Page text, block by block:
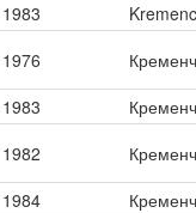
1983
1976
1983
1982
1984